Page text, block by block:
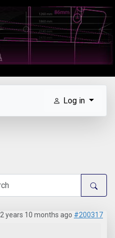
Log in
2 years 10 months ago #200317